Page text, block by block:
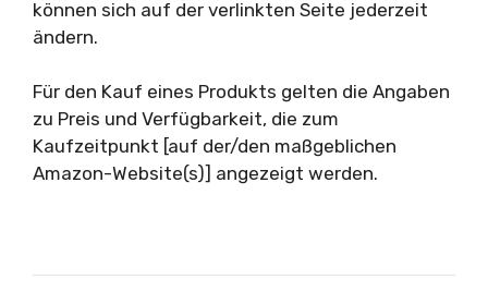
können sich auf der verlinkten Seite jederzeit
ändern.
Für den Kauf eines Produkts gelten die Angaben
zu Preis und Verfügbarkeit, die zum
Kaufzeitpunkt [auf der/den maßgeblichen
Amazon-Website(s)] angezeigt werden.